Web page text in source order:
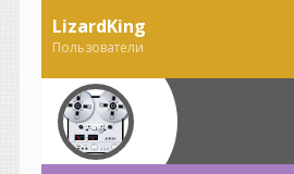
иногда приходилось
переписывать целый дубль.
То есть работы было не
меньше, просто она была
другой.
Подключил проводочки,
LizardKing
Пользователи